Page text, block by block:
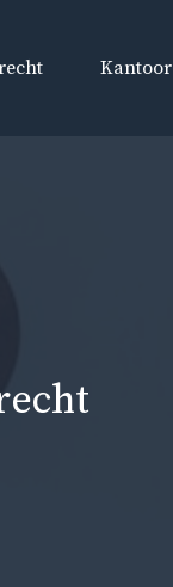
Kantoor